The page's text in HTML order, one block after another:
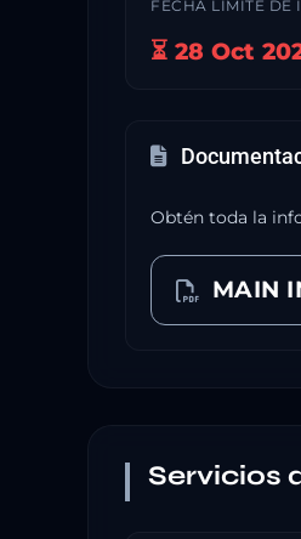
FECHA LÍMITE DE
⏳ 28 Oct
Obtén toda la
MAIN
Servicios